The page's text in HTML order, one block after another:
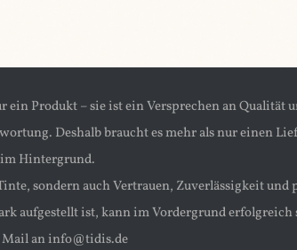
ein Produkt – sie ist ein Versprechen an Qualität
Deshalb braucht es mehr als nur einen
im Hintergrund.
sondern auch Vertrauen, Zuverlässigkeit
aufgestellt ist, kann im Vordergrund erfolgreich
an info@tidis.de